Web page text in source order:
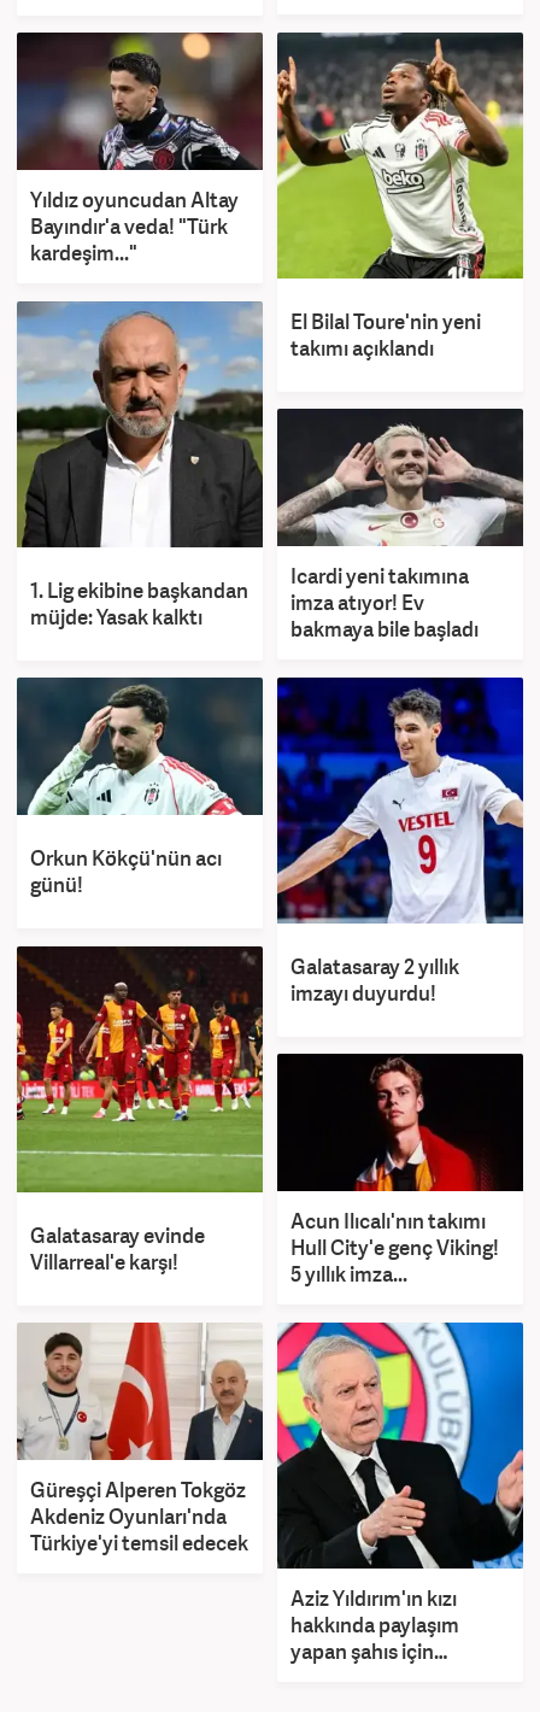
Yıldız oyuncudan Altay
Bayındır'a veda! "Türk
kardeşim..."
El Bilal Toure'nin yeni
takımı açıklandı
1. Lig ekibine başkandan
müjde: Yasak kalktı
Icardi yeni takımına
imza atıyor! Ev
bakmaya bile başladı
Orkun Kökçü'nün acı
günü!
Galatasaray 2 yıllık
imzayı duyurdu!
Galatasaray evinde
Villarreal'e karşı!
Acun Ilıcalı'nın takımı
Hull City'e genç Viking!
5 yıllık imza...
Güreşçi Alperen Tokgöz
Akdeniz Oyunları'nda
Türkiye'yi temsil edecek
Aziz Yıldırım'ın kızı
hakkında paylaşım
yapan şahıs için